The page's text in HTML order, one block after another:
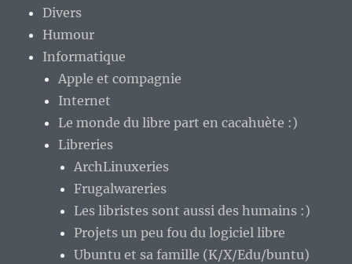
Divers
Humour
Informatique
Apple et compagnie
Internet
Le monde du libre part en cacahuète :)
Libreries
ArchLinuxeries
Frugalwareries
Les libristes sont aussi des humains :)
Projets un peu fou du logiciel libre
Ubuntu et sa famille (K/X/Edu/buntu)